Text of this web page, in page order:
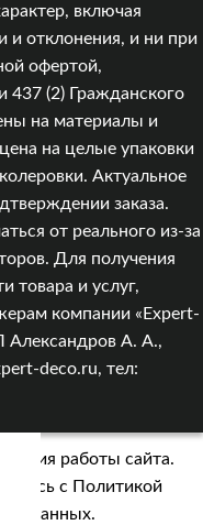
включая
и отклонения, и ни при
офертой,
437 (2) Гражданского
на материалы и
на целые упаковки
Актуальное
заказа.
от реального из‑за
Для получения
товара и услуг,
компании «Expert-
Александров А. А.,
deco.ru, тел:
работы сайта.
с Политикой
данных.